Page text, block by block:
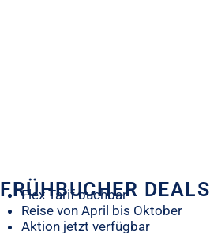
FRÜHBUCHER DEALS
Flex Tarif buchbar
Reise von April bis Oktober
Aktion jetzt verfügbar